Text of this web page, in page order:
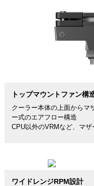
トップマウントファン構
クーラー本体の上面からマ
ー式のエアフロー構造
CPU以外のVRMなど、マ
ワイドレンジRPM設計